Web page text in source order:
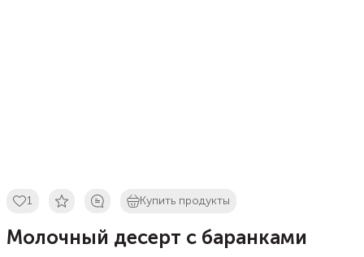
1 Купить продукты
Молочный десерт с баранками